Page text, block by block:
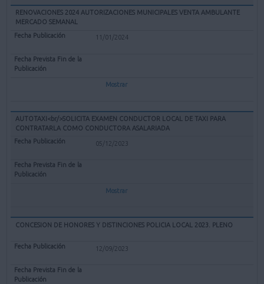
RENOVACIONES 2024 AUTORIZACIONES MUNICIPALES VENTA AMBULANTE
MERCADO SEMANAL
11/01/2024
Mostrar
AUTOTAXI<br/>SOLICITA EXAMEN CONDUCTOR LOCAL DE TAXI PARA
CONTRATARLA COMO CONDUCTORA ASALARIADA
05/12/2023
Mostrar
CONCESION DE HONORES Y DISTINCIONES POLICIA LOCAL 2023. PLENO
12/09/2023